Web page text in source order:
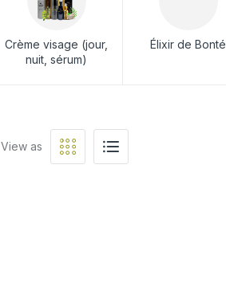
Crème visage (jour,
nuit, sérum)
Élixir de Bonté
View as